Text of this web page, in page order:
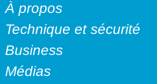
À propos
Technique et sécurité
Business
Médias